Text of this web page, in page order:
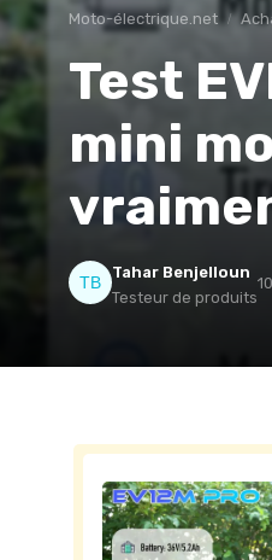
Moto-électrique.net
Test
mini
Tahar Benjelloun
Testeur de produits